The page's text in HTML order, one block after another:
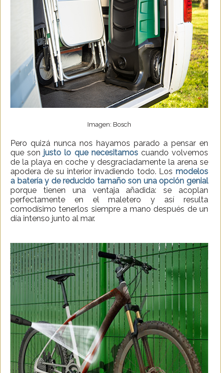
Imagen: Bosch
Pero quizá nunca nos hayamos parado a pensar en
que son justo lo que necesitamos cuando volvemos
de la playa en coche y desgraciadamente la arena se
apodera de su interior invadiendo todo. Los modelos
a batería y de reducido tamaño son una opción genial
porque tienen una ventaja añadida: se acoplan
perfectamente en el maletero y así resulta
comodísimo tenerlos siempre a mano después de un
día intenso junto al mar.